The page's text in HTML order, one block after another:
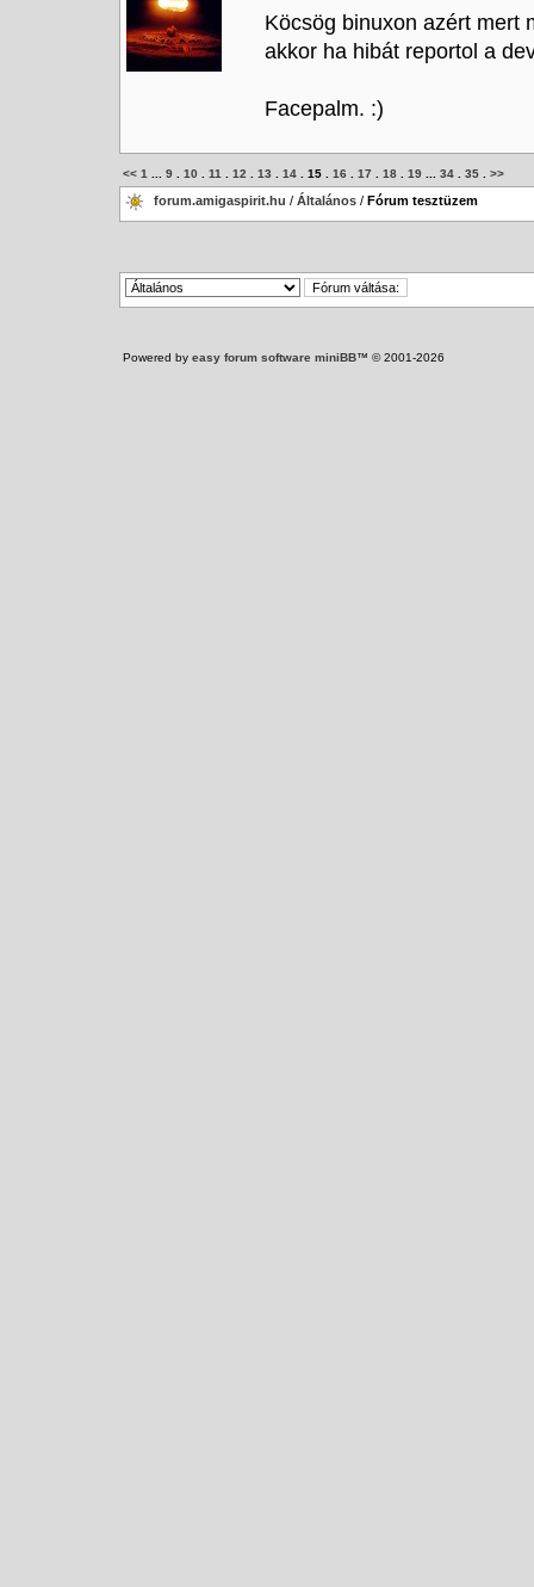
Köcsög binuxon azért mert
akkor ha hibát reportol a
Facepalm. :)
<< 1 9 10 11 12 13 14 15 16 17 18 19 34 35 >>
forum.amigaspirit.hu / Általános / Fórum tesztüzem
Powered by easy forum software miniBB™ © 2001-2026